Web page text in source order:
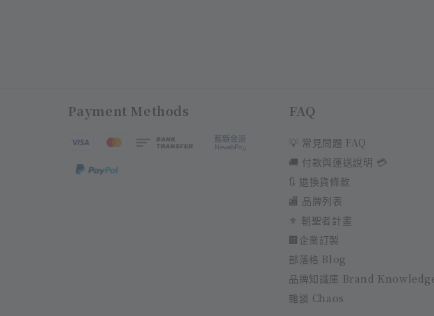
Payment Methods FAQ
💡 常見問題 FAQ
🚚 付款與運送說明 💳
🔃 退換貨條款
🏬 品牌列表
⚜️ 朝聖者計畫
🏢企業訂製
部落格 Blog
品牌知識庫 Brand
雜談 Chaos